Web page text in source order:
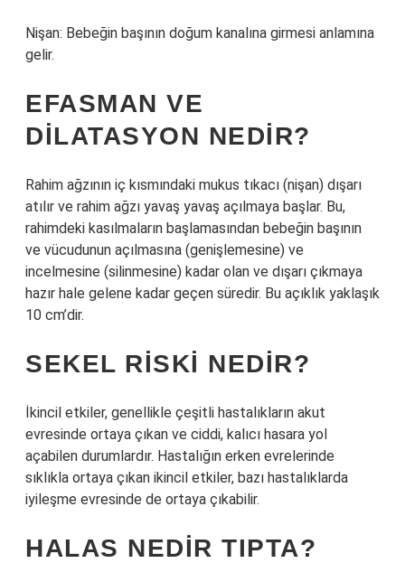
Nişan: Bebeğin başının doğum kanalına girmesi anlamına
gelir.
EFASMAN VE
DILATASYON NEDIR?
Rahim ağzının iç kısmındaki mukus tıkacı (nişan) dışarı
atılır ve rahim ağzı yavaş yavaş açılmaya başlar. Bu,
rahimdeki kasılmaların başlamasından bebeğin başının
ve vücudunun açılmasına (genişlemesine) ve
incelmesine (silinmesine) kadar olan ve dışarı çıkmaya
hazır hale gelene kadar geçen süredir. Bu açıklık yaklaşık
10 cm’dir.
SEKEL RISKI NEDIR?
İkincil etkiler, genellikle çeşitli hastalıkların akut
evresinde ortaya çıkan ve ciddi, kalıcı hasara yol
açabilen durumlardır. Hastalığın erken evrelerinde
sıklıkla ortaya çıkan ikincil etkiler, bazı hastalıklarda
iyileşme evresinde de ortaya çıkabilir.
HALAS NEDIR TIPTA?